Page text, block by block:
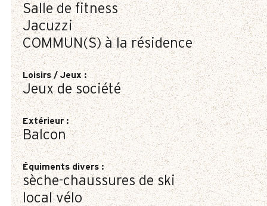
Salle de fitness
Jacuzzi
COMMUN(S) à la résidence
Loisirs / Jeux:
Jeux de société
Extérieur :
Balcon
Équiments divers :
sèche-chaussures de ski
local vélo